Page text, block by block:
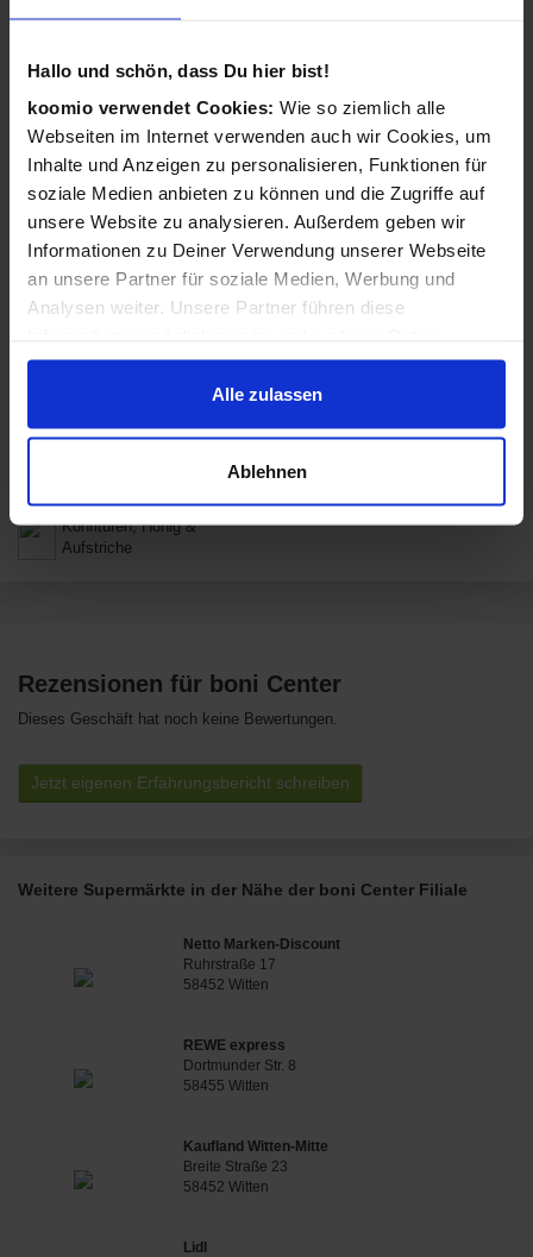
Hallo und schön, dass Du hier bist!
koomio verwendet Cookies: Wie so ziemlich alle
Webseiten im Internet verwenden auch wir Cookies, um
Inhalte und Anzeigen zu personalisieren, Funktionen für
soziale Medien anbieten zu können und die Zugriffe auf
unsere Website zu analysieren. Außerdem geben wir
Informationen zu Deiner Verwendung unserer Webseite
an unsere Partner für soziale Medien, Werbung und
Analysen weiter. Unsere Partner führen diese
zusammen, die Du ihnen bereitgestellt hast oder die sie
im Rahmen Deiner Nutzung der Dienste gesammelt
haben.
Alle zulassen
Ablehnen
Fisch & Meeresfrüchte Fleisch & Wurstwaren
Fertiggerichte Knabberartikel
Kochen & Backen Kräuter & Gewürze
Milchprodukte Müsli & Zerealien
Nahrungsergänzung Öl, Essig & Dressing
Konfitüren, Honig &
Aufstriche
Rezensionen für boni Center
Dieses Geschäft hat noch keine Bewertungen.
Jetzt eigenen Erfahrungsbericht schreiben
Weitere Supermärkte in der Nähe der boni Center Filiale
Netto Marken-Discount
Ruhrstraße 17
58452 Witten
REWE express
Dortmunder Str. 8
58455 Witten
Kaufland Witten-Mitte
Breite Straße 23
58452 Witten
Lidl